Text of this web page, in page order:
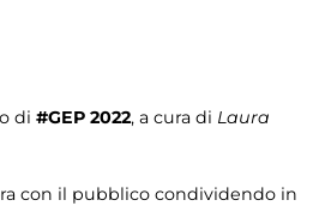
di #GEP 2022, a cura di Laura
con il pubblico condividendo in